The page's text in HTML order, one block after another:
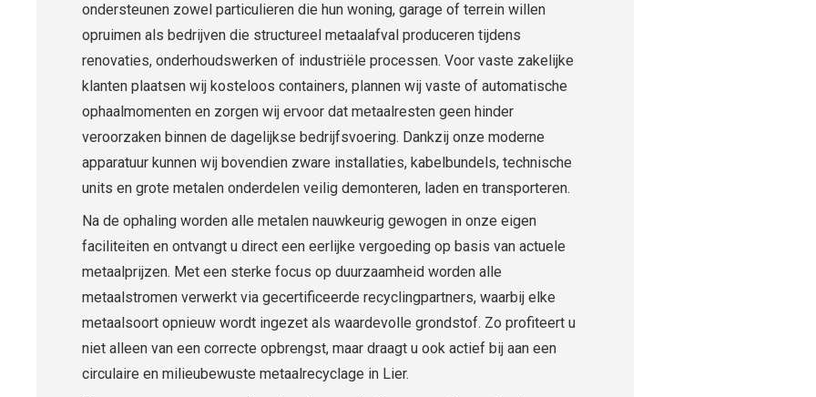
ondersteunen zowel particulieren die hun woning, garage of terrein willen
opruimen als bedrijven die structureel metaalafval produceren tijdens
renovaties, onderhoudswerken of industriële processen. Voor vaste zakelijke
klanten plaatsen wij kosteloos containers, plannen wij vaste of automatische
ophaalmomenten en zorgen wij ervoor dat metaalresten geen hinder
veroorzaken binnen de dagelijkse bedrijfsvoering. Dankzij onze moderne
apparatuur kunnen wij bovendien zware installaties, kabelbundels, technische
units en grote metalen onderdelen veilig demonteren, laden en transporteren.
Na de ophaling worden alle metalen nauwkeurig gewogen in onze eigen
faciliteiten en ontvangt u direct een eerlijke vergoeding op basis van actuele
metaalprijzen. Met een sterke focus op duurzaamheid worden alle
metaalstromen verwerkt via gecertificeerde recyclingpartners, waarbij elke
metaalsoort opnieuw wordt ingezet als waardevolle grondstof. Zo profiteert u
niet alleen van een correcte opbrengst, maar draagt u ook actief bij aan een
circulaire en milieubewuste metaalrecyclage in Lier.